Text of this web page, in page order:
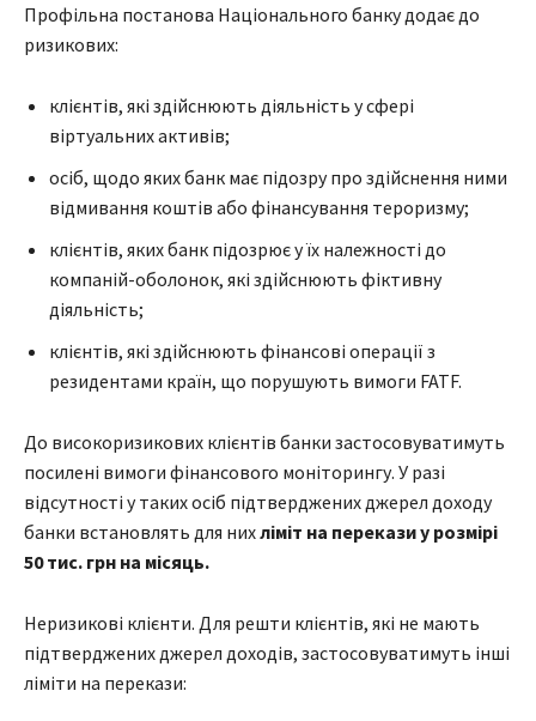
Профільна постанова Національного банку додає до
ризикових:
клієнтів, які здійснюють діяльність у сфері
віртуальних активів;
осіб, щодо яких банк має підозру про здійснення ними
відмивання коштів або фінансування тероризму;
клієнтів, яких банк підозрює у їх належності до
компаній-оболонок, які здійснюють фіктивну
діяльність;
клієнтів, які здійснюють фінансові операції з
резидентами країн, що порушують вимоги FATF.
До високоризикових клієнтів банки застосовуватимуть
посилені вимоги фінансового моніторингу. У разі
відсутності у таких осіб підтверджених джерел доходу
банки встановлять для нихліміт на перекази у розмірі
50 тис. грн на місяць.
Неризикові клієнти. Для решти клієнтів, які не мають
підтверджених джерел доходів, застосовуватимуть інші
ліміти на перекази: